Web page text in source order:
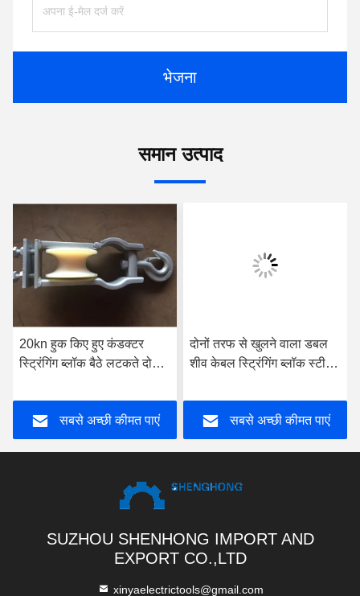
भेजना
समान उत्पाद
20kn हुक किए हुए कंडक्टर
स्ट्रिंगिंग ब्लॉक बैठे लटकते दोहरे
सबसे अच्छी कीमत पाएं
दोनों तरफ से खुलने वाला डबल
शीव केबल स्ट्रिंगिंग ब्लॉक स्टील
सबसे अच्छी कीमत पाएं
SUZHOU SHENHONG IMPORT AND
EXPORT CO.,LTD
xinyaelectrictools@gmail.com